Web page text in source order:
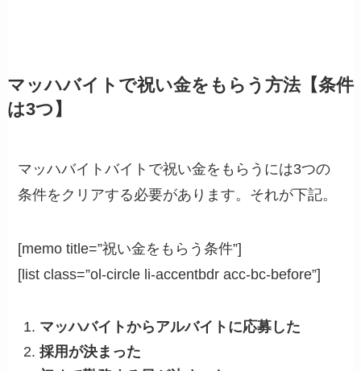
マッハバイトで祝い金をもらう方法【条件
は3つ】
マッハバイトバイトで祝い金をもらうには3つの
条件をクリアする必要があります。それが下記。
[memo title=”祝い金をもらう条件”]
[list class=”ol-circle li-accentbdr acc-bc-before”]
マッハバイトからアルバイトに応募した
採用が決まった